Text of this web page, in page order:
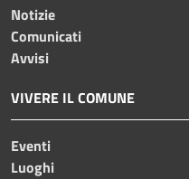
Notizie
Comunicati
Avvisi
VIVERE IL COMUNE
Eventi
Luoghi